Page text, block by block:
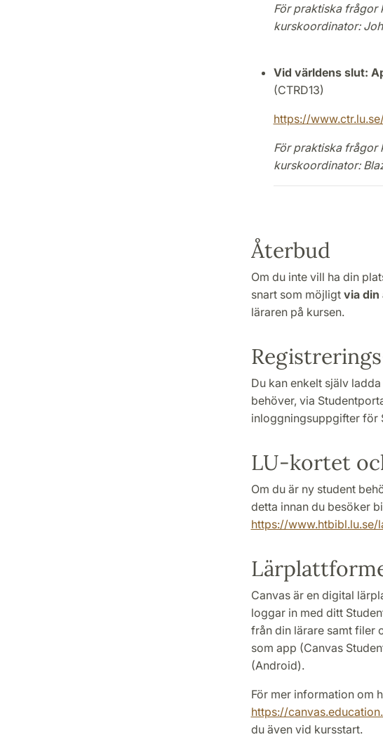
För praktiska frågor
kurskoordinator:
Vid världens slut:
(CTRD13)
https://
För praktiska frågor
kurskoordinator:
Återbud
Om du inte vill ha din
snart som möjligt via din
läraren på kursen.
Du kan enkelt själv
behöver, via
inloggningsuppgifter för
LU-kortet
Om du är ny student
detta innan du besöker
https://
Canvas är en digital
loggar in med ditt
från din lärare samt filer
som app (Canvas
(Android).
För mer information om
https://
du även vid kursstart.